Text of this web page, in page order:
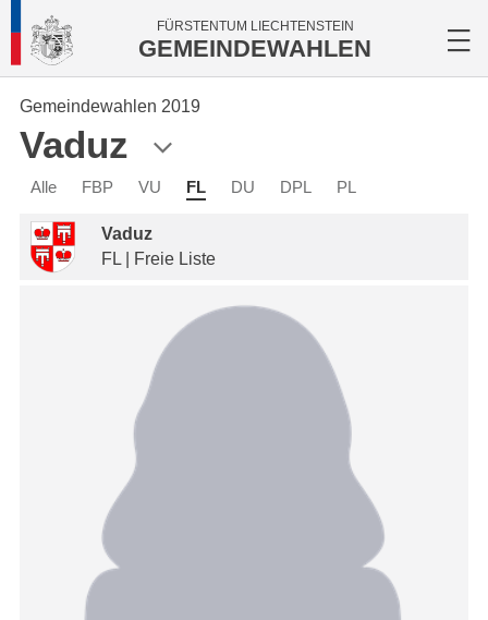
FÜRSTENTUM LIECHTENSTEIN
GEMEINDEWAHLEN
Gemeindewahlen 2019
Vaduz
Alle FBP VU FL DU DPL PL
Vaduz
FL | Freie Liste